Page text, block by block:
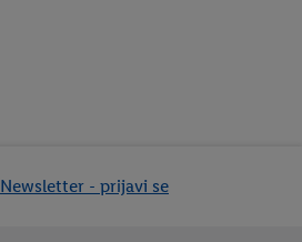
Newsletter - prijavi se